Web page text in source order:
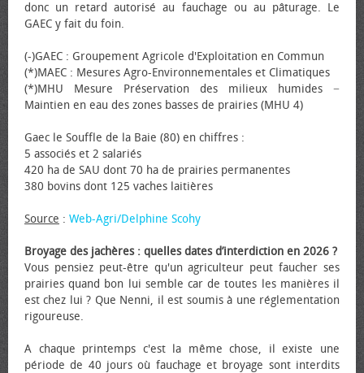
donc un retard autorisé au fauchage ou au pâturage. Le
GAEC y fait du foin.
(-)GAEC : Groupement Agricole d'Exploitation en Commun
(*)MAEC : Mesures Agro-Environnementales et Climatiques
(*)MHU Mesure Préservation des milieux humides −
Maintien en eau des zones basses de prairies (MHU 4)
Gaec le Souffle de la Baie (80) en chiffres :
5 associés et 2 salariés
420 ha de SAU dont 70 ha de prairies permanentes
380 bovins dont 125 vaches laitières
Source : Web-Agri/Delphine Scohy
Broyage des jachères : quelles dates d’interdiction en 2026 ?
Vous pensiez peut-être qu'un agriculteur peut faucher ses
prairies quand bon lui semble car de toutes les manières il
est chez lui ? Que Nenni, il est soumis à une réglementation
rigoureuse.
A chaque printemps c'est la même chose, il existe une
période de 40 jours où fauchage et broyage sont interdits